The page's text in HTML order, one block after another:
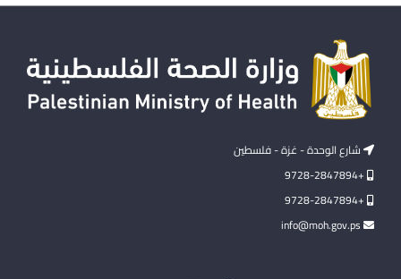
شارع الوحدة - غزة - فلسطين
+9728-2847894
+9728-2847894